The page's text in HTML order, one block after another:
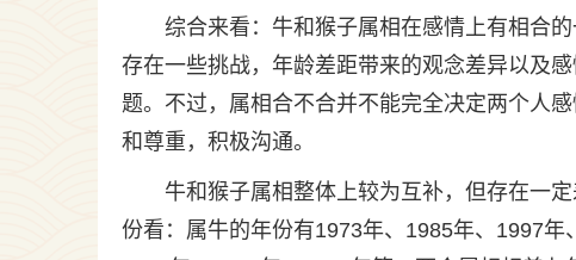
综合来看：牛和猴子属相在感情上有相合
存在一些挑战，年龄差距带来的观念差异以及
题。不过，属相合不合并不能完全决定两个人
和尊重，积极沟通。
牛和猴子属相整体上较为互补，但存在一
份看：属牛的年份有1973年、1985年、1997年